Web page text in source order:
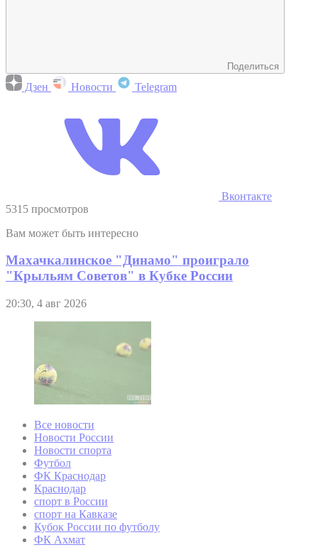
Поделиться
Дзен Новости Telegram
Вконтакте
5315 просмотров
Вам может быть интересно
Махачкалинское "Динамо" проиграло
"Крыльям Советов" в Кубке России
20:30, 4 авг 2026
Все новости
Новости России
Новости спорта
Футбол
ФК Краснодар
Краснодар
спорт в России
спорт на Кавказе
Кубок России по футболу
ФК Ахмат